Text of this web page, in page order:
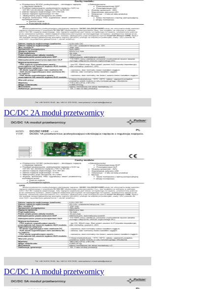
DC/DC 2A moduł przetwornicy
DC/DC 1A moduł przetwornicy